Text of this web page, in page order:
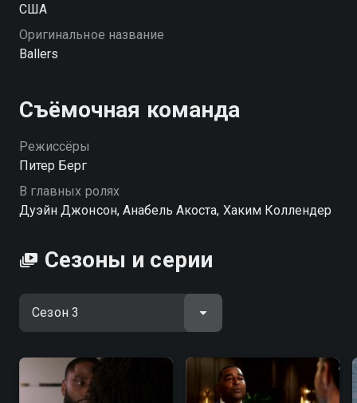
США
Оригинальное название
Ballers
Съёмочная команда
Режиссёры
Питер Берг
В главных ролях
Дуэйн Джонсон, Анабель Акоста, Хаким Коллендер
Сезоны и серии